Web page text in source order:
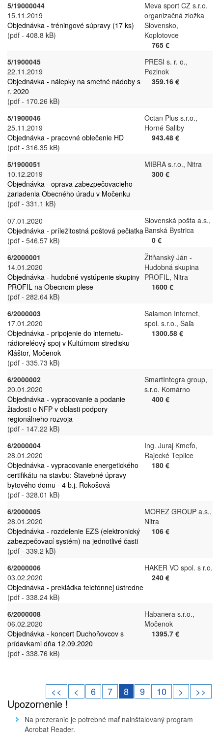
5/19000044
15.11.2019
Objednávka - tréningové súpravy (17 ks)
(pdf - 408.8 kB)
Meva sport CZ s.r.o.
organizačná zložka
Slovensko,
Koplotovce
765 €
5/1900045
22.11.2019
Objednávka - nálepky na smetné nádoby s
r. 2020
(pdf - 170.26 kB)
PRESI s. r. o.,
Pezinok
359.16 €
5/1900046
25.11.2019
Objednávka - pracovné oblečenie HD
(pdf - 316.35 kB)
Octan Plus s.r.o.,
Horné Saliby
943.48 €
5/1900051
10.12.2019
Objednávka - oprava zabezpečovacieho
zariadenia Obecného úradu v Močenku
(pdf - 331.1 kB)
MIBRA s.r.o., Nitra
300 €
07.01.2020
Objednávka - príležitostná poštová pečiatka
(pdf - 546.57 kB)
Slovenská pošta a.s.,
Banská Bystrica
0 €
6/2000001
14.01.2020
Objednávka - hudobné vystúpenie skupiny
PROFIL na Obecnom plese
(pdf - 282.64 kB)
Žitňanský Ján -
Hudobná skupina
PROFIL, Nitra
1600 €
6/2000003
17.01.2020
Objednávka - pripojenie do internetu-
rádioreléový spoj v Kultúrnom stredisku
Kláštor, Močenok
(pdf - 335.73 kB)
Salamon Internet,
spol. s.r.o., Šaľa
1300.58 €
6/2000002
20.01.2020
Objednávka - vypracovanie a podanie
žiadosti o NFP v oblasti podpory
regionálneho rozvoja
(pdf - 147.22 kB)
SmartIntegra group,
s.r.o. Komárno
400 €
6/2000004
28.01.2020
Objednávka - vypracovanie energetického
certifikátu na stavbu: Stavebné úpravy
bytového domu - 4 b.j. Rokošová
(pdf - 328.01 kB)
Ing. Juraj Kmeťo,
Rajecké Teplice
180 €
6/2000005
28.01.2020
Objednávka - rozdelenie EZS (elektronický
zabezpečovací systém) na jednotlivé časti
(pdf - 339.2 kB)
MOREZ GROUP a.s.,
Nitra
106 €
6/2000006
03.02.2020
Objednávka - prekládka telefónnej ústredne
(pdf - 338.24 kB)
HAKER VO spol. s r.o.
240 €
6/2000008
06.02.2020
Objednávka - koncert Duchoňovcov s
prídavkami dňa 12.09.2020
(pdf - 338.76 kB)
Habanera s.r.o.,
Močenok
1395.7 €
<< < 6 7 8 9 10 > >>
Upozornenie !
Na prezeranie je potrebné mať nainštalovaný program
Acrobat Reader.